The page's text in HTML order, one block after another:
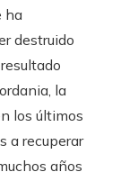
ha
destruido
la
los últimos
a recuperar
años